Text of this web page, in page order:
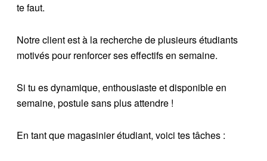
te faut.
Notre client est à la recherche de plusieurs étudiants
motivés pour renforcer ses effectifs en semaine.
Si tu es dynamique, enthousiaste et disponible en
semaine, postule sans plus attendre !
En tant que magasinier étudiant, voici tes tâches :